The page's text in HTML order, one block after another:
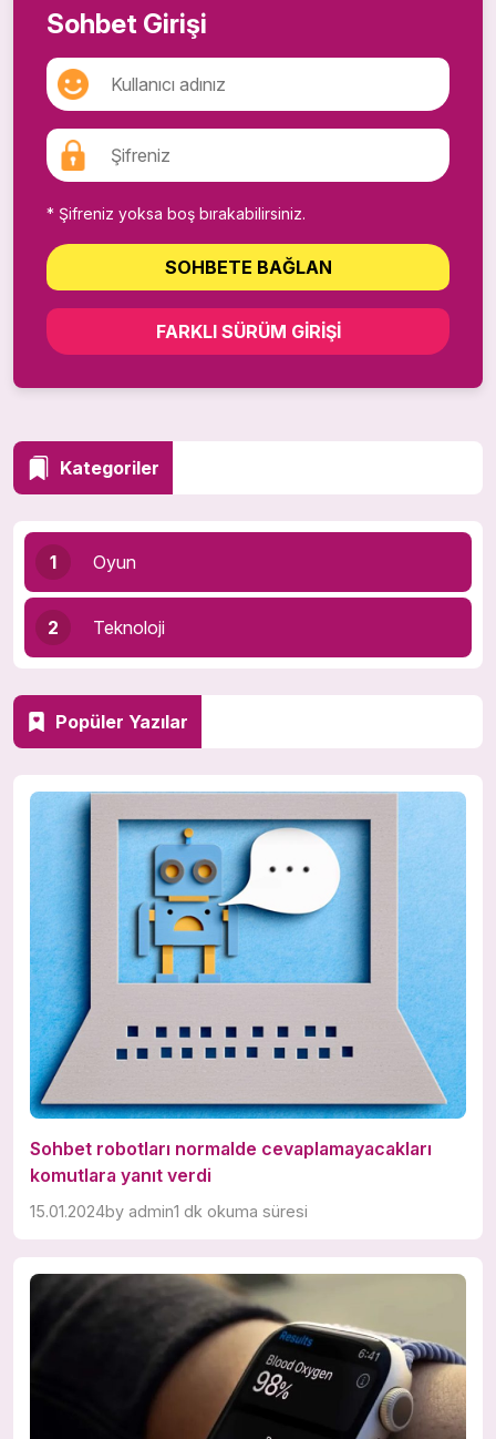
Sohbet Girişi
* Şifreniz yoksa boş bırakabilirsiniz.
SOHBETE BAĞLAN
FARKLI SÜRÜM GIRIŞI
Kategoriler
1 Oyun
2 Teknoloji
Popüler Yazılar
Sohbet robotları normalde cevaplamayacakları
komutlara yanıt verdi
15.01.2024by admin1 dk okuma süresi